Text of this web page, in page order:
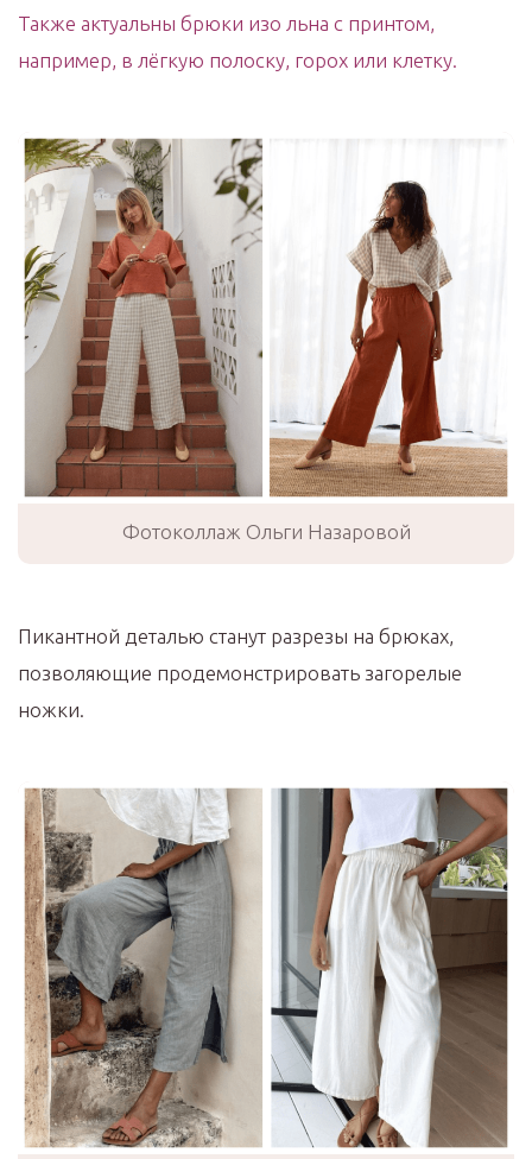
Также актуальны брюки изо льна с принтом,
например, в лёгкую полоску, горох или клетку.
Фотоколлаж Ольги Назаровой
Пикантной деталью станут разрезы на брюках,
позволяющие продемонстрировать загорелые
ножки.